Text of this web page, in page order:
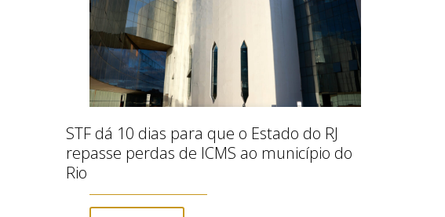
STF dá 10 dias para que o Estado do RJ
repasse perdas de ICMS ao município do
Rio